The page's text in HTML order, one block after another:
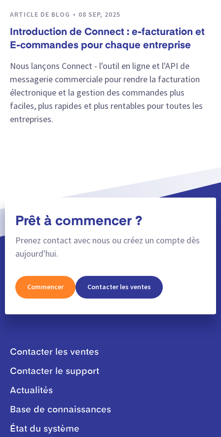
ARTICLE DE BLOG 08 SEP, 2025
Introduction de Connect : e-facturation et
E-commandes pour chaque entreprise
Nous lançons Connect - l'outil en ligne et l'API de
messagerie commerciale pour rendre la facturation
électronique et la gestion des commandes plus
faciles, plus rapides et plus rentables pour toutes les
entreprises.
Prêt à commencer ?
Prenez contact avec nous ou créez un compte dès
aujourd'hui.
Commencer Contacter les ventes
Contacter les ventes
Contacter le support
Actualités
Base de connaissances
État du système